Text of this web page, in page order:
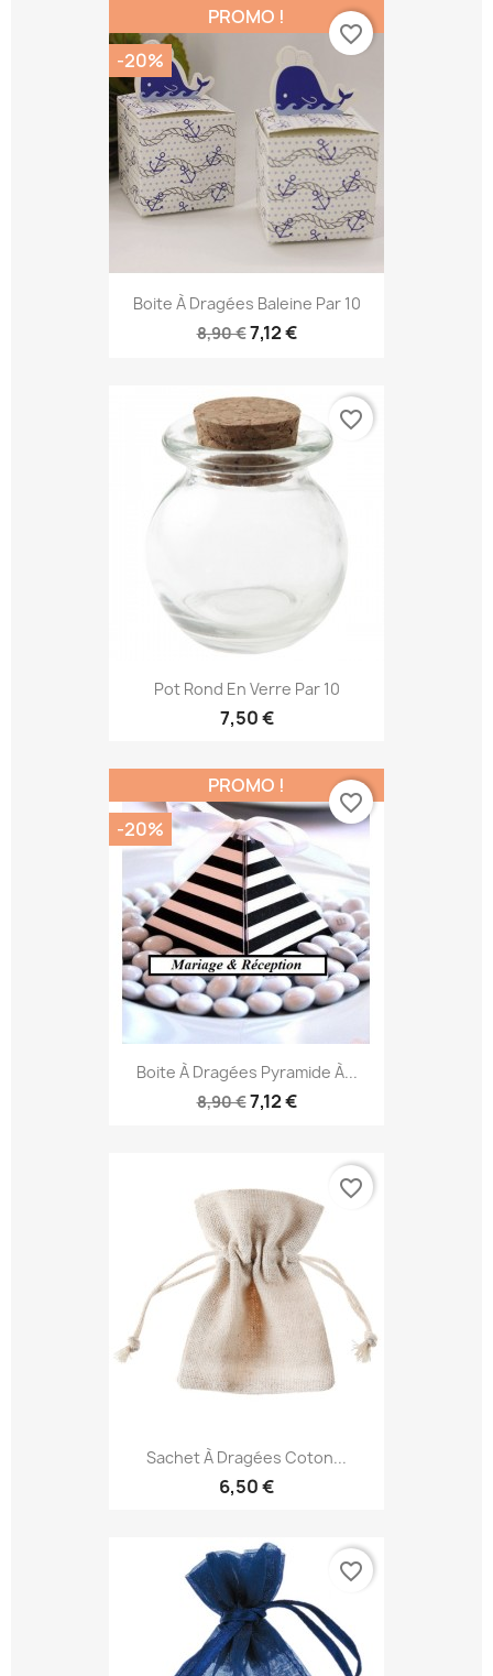
Boite À Dragées Baleine Par 10
8,90 €7,12 €
PROMO !
-20%
favorite_border
Pot Rond En Verre Par 10
7,50 €
favorite_border
Boite À Dragées Pyramide À...
8,90 €7,12 €
PROMO !
-20%
favorite_border
Sachet À Dragées Coton...
6,50 €
favorite_border
favorite_border